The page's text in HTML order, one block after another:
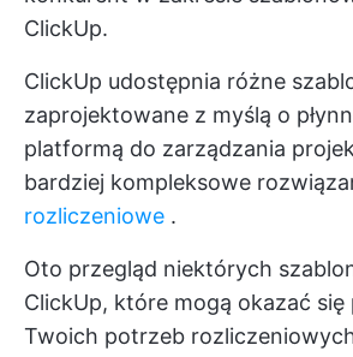
ClickUp.
ClickUp udostępnia różne
zaprojektowane z myślą o
platformą do zarządzania
bardziej kompleksowe
rozliczeniowe .
Oto przegląd niektórych
ClickUp, które mogą okazać
Twoich potrzeb